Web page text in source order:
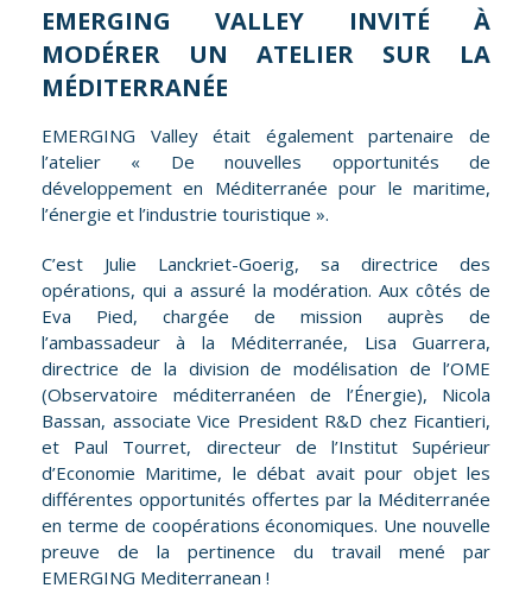
EMERGING VALLEY INVITÉ À
MODÉRER UN ATELIER SUR LA
MÉDITERRANÉE
EMERGING Valley était également partenaire de
l’atelier « De nouvelles opportunités de
développement en Méditerranée pour le maritime,
l’énergie et l’industrie touristique ».
C’est Julie Lanckriet-Goerig, sa directrice des
opérations, qui a assuré la modération. Aux côtés de
Eva Pied, chargée de mission auprès de
l’ambassadeur à la Méditerranée, Lisa Guarrera,
directrice de la division de modélisation de l’OME
(Observatoire méditerranéen de l’Énergie), Nicola
Bassan, associate Vice President R&D chez Ficantieri,
et Paul Tourret, directeur de l’Institut Supérieur
d’Economie Maritime, le débat avait pour objet les
différentes opportunités offertes par la Méditerranée
en terme de coopérations économiques. Une nouvelle
preuve de la pertinence du travail mené par
EMERGING Mediterranean !